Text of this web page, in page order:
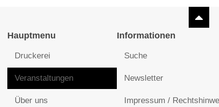
Hauptmenu
Druckerei
Veranstaltungen
Über uns
Informationen
Suche
Newsletter
Impressum /